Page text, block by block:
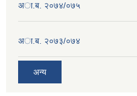
अा.ब. २०७४/०७५
अा.ब. २०७३/०७४
अन्य